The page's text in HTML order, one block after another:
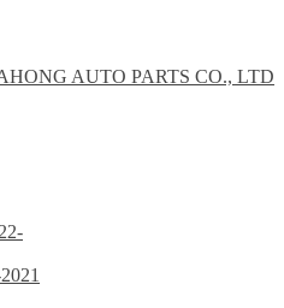
AUTO PARTS CO., LTD